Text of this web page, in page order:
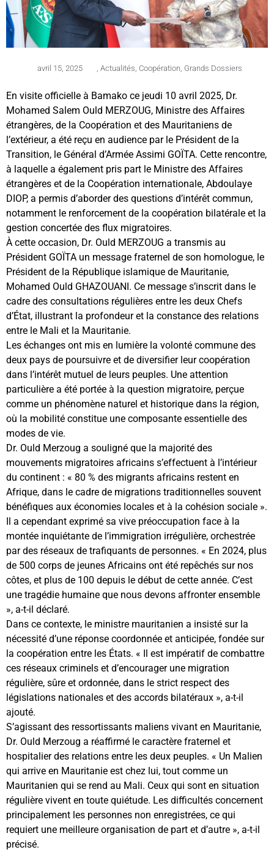
avril 15, 2025 Actualités Coopération, Grands Dossiers
En visite officielle à Bamako ce jeudi 10 avril 2025, Dr.
Mohamed Salem Ould MERZOUG, Ministre des Affaires
étrangères, de la Coopération et des Mauritaniens de
l’extérieur, a été reçu en audience par le Président de la
Transition, le Général d’Armée Assimi GOÏTA. Cette rencontre,
à laquelle a également pris part le Ministre des Affaires
étrangères et de la Coopération internationale, Abdoulaye
DIOP, a permis d’aborder des questions d’intérêt commun,
notamment le renforcement de la coopération bilatérale et la
gestion concertée des flux migratoires.
À cette occasion, Dr. Ould MERZOUG a transmis au
Président GOÏTA un message fraternel de son homologue, le
Président de la République islamique de Mauritanie,
Mohamed Ould GHAZOUANI. Ce message s’inscrit dans le
cadre des consultations régulières entre les deux Chefs
d’État, illustrant la profondeur et la constance des relations
entre le Mali et la Mauritanie.
Les échanges ont mis en lumière la volonté commune des
deux pays de poursuivre et de diversifier leur coopération
dans l’intérêt mutuel de leurs peuples. Une attention
particulière a été portée à la question migratoire, perçue
comme un phénomène naturel et historique dans la région,
où la mobilité constitue une composante essentielle des
modes de vie.
Dr. Ould Merzoug a souligné que la majorité des
mouvements migratoires africains s’effectuent à l’intérieur
du continent : « 80 % des migrants africains restent en
Afrique, dans le cadre de migrations traditionnelles souvent
bénéfiques aux économies locales et à la cohésion sociale ».
Il a cependant exprimé sa vive préoccupation face à la
montée inquiétante de l’immigration irrégulière, orchestrée
par des réseaux de trafiquants de personnes. « En 2024, plus
de 500 corps de jeunes Africains ont été repêchés sur nos
côtes, et plus de 100 depuis le début de cette année. C’est
une tragédie humaine que nous devons affronter ensemble
», a-t-il déclaré.
Dans ce contexte, le ministre mauritanien a insisté sur la
nécessité d’une réponse coordonnée et anticipée, fondée sur
la coopération entre les États. « Il est impératif de combattre
ces réseaux criminels et d’encourager une migration
régulière, sûre et ordonnée, dans le strict respect des
législations nationales et des accords bilatéraux », a-t-il
ajouté.
S’agissant des ressortissants maliens vivant en Mauritanie,
Dr. Ould Merzoug a réaffirmé le caractère fraternel et
hospitalier des relations entre les deux peuples. « Un Malien
qui arrive en Mauritanie est chez lui, tout comme un
Mauritanien qui se rend au Mali. Ceux qui sont en situation
régulière vivent en toute quiétude. Les difficultés concernent
principalement les personnes non enregistrées, ce qui
requiert une meilleure organisation de part et d’autre », a-t-il
précisé.